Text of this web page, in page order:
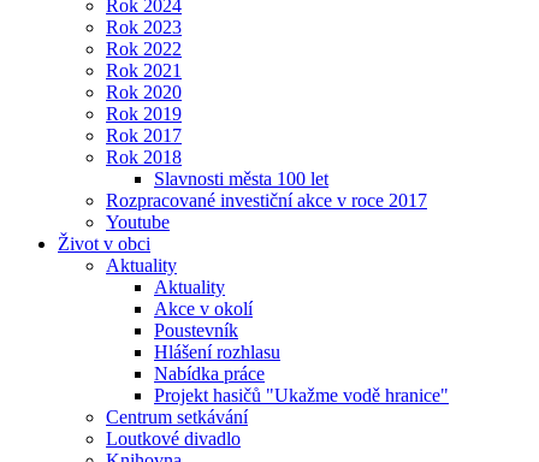
Rok 2024
Rok 2023
Rok 2022
Rok 2021
Rok 2020
Rok 2019
Rok 2017
Rok 2018
Slavnosti města 100 let
Rozpracované investiční akce v roce 2017
Youtube
Život v obci
Aktuality
Aktuality
Akce v okolí
Poustevník
Hlášení rozhlasu
Nabídka práce
Projekt hasičů "Ukažme vodě hranice"
Centrum setkávání
Loutkové divadlo